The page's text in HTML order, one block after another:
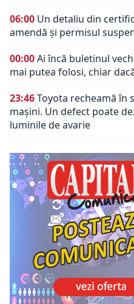
06:00 Un detaliu din
amendă și permisul
00:00Ai încă buletinul
mai putea folosi, chiar
23:46Toyota recheamă în
mașini. Un defect poate
luminile de avarie